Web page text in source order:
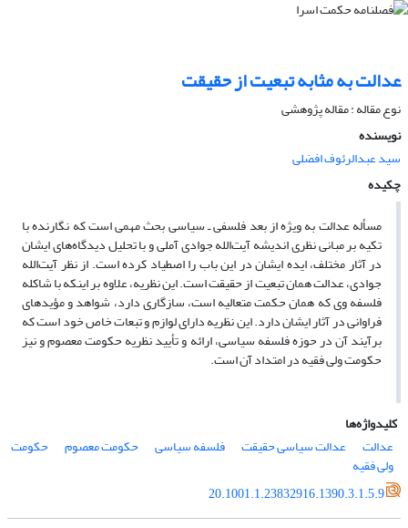
عدالت به مثابه تبعیت از حقیقت
نوع مقاله : مقاله پژوهشی
نویسنده
سید عبدالرئوف افضلی
چکیده
مسأله عدالت به ویژه از بعد فلسفی ـ سیاسی بحث مهمی است که نگارنده با
تکیه بر مبانی نظری اندیشه آیت‌الله جوادی آملی و با تحلیل دیدگاه‌های ایشان
در آثار مختلف، ایده ایشان در این باب را اصطیاد کرده است. از نظر آیت‌الله
جوادی، عدالت همان تبعیت از حقیقت است. این نظریه، علاوه بر اینکه با شاکله
فلسفه وی که همان حکمت متعالیه است، سازگاری دارد، شواهد و مؤیدهای
فراوانی در آثار ایشان دارد. این نظریه دارای لوازم و تبعات خاص خود است که
برآیند آن در حوزه فلسفه سیاسی، ارائه و تأیید نظریه حکومت معصوم و نیز
حکومت ولی فقیه در امتداد آن است.
کلیدواژه‌ها
عدالت
عدالت سیاسی حقیقت فلسفه سیاسی حکومت معصوم حکومت
ولی فقیه
20.1001.1.23832916.1390.3.1.5.9